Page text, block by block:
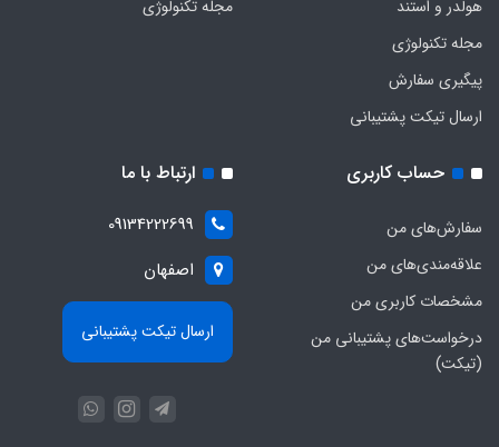
هولدر و استند
مجله تکنولوژی
پیگیری سفارش
ارسال تیکت پشتیبانی
مجله تکنولوژی
حساب کاربری
سفارش‌های من
علاقه‌مندی‌های من
مشخصات کاربری من
درخواست‌های پشتیبانی من
(تیکت)
ارتباط با ما
09134222699
اصفهان
ارسال تیکت پشتیبانی